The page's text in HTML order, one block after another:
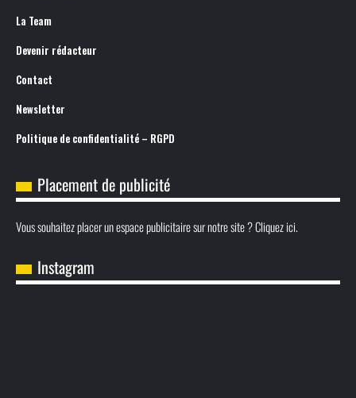
La Team
Devenir rédacteur
Contact
Newsletter
Politique de confidentialité – RGPD
Placement de publicité
Vous souhaitez placer un espace publicitaire sur notre site ? Cliquez ici.
Instagram